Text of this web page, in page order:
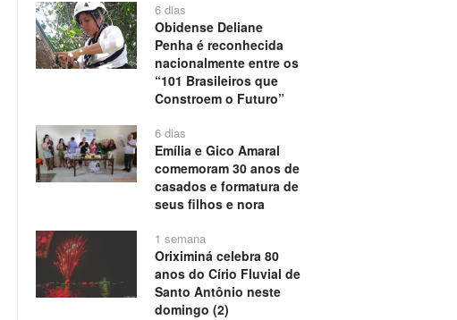
6 dias
Obidense Deliane
Penha é reconhecida
nacionalmente entre os
“101 Brasileiros que
Constroem o Futuro”
6 dias
Emília e Gico Amaral
comemoram 30 anos de
casados e formatura de
seus filhos e nora
1 semana
Oriximiná celebra 80
anos do Círio Fluvial de
Santo Antônio neste
domingo (2)